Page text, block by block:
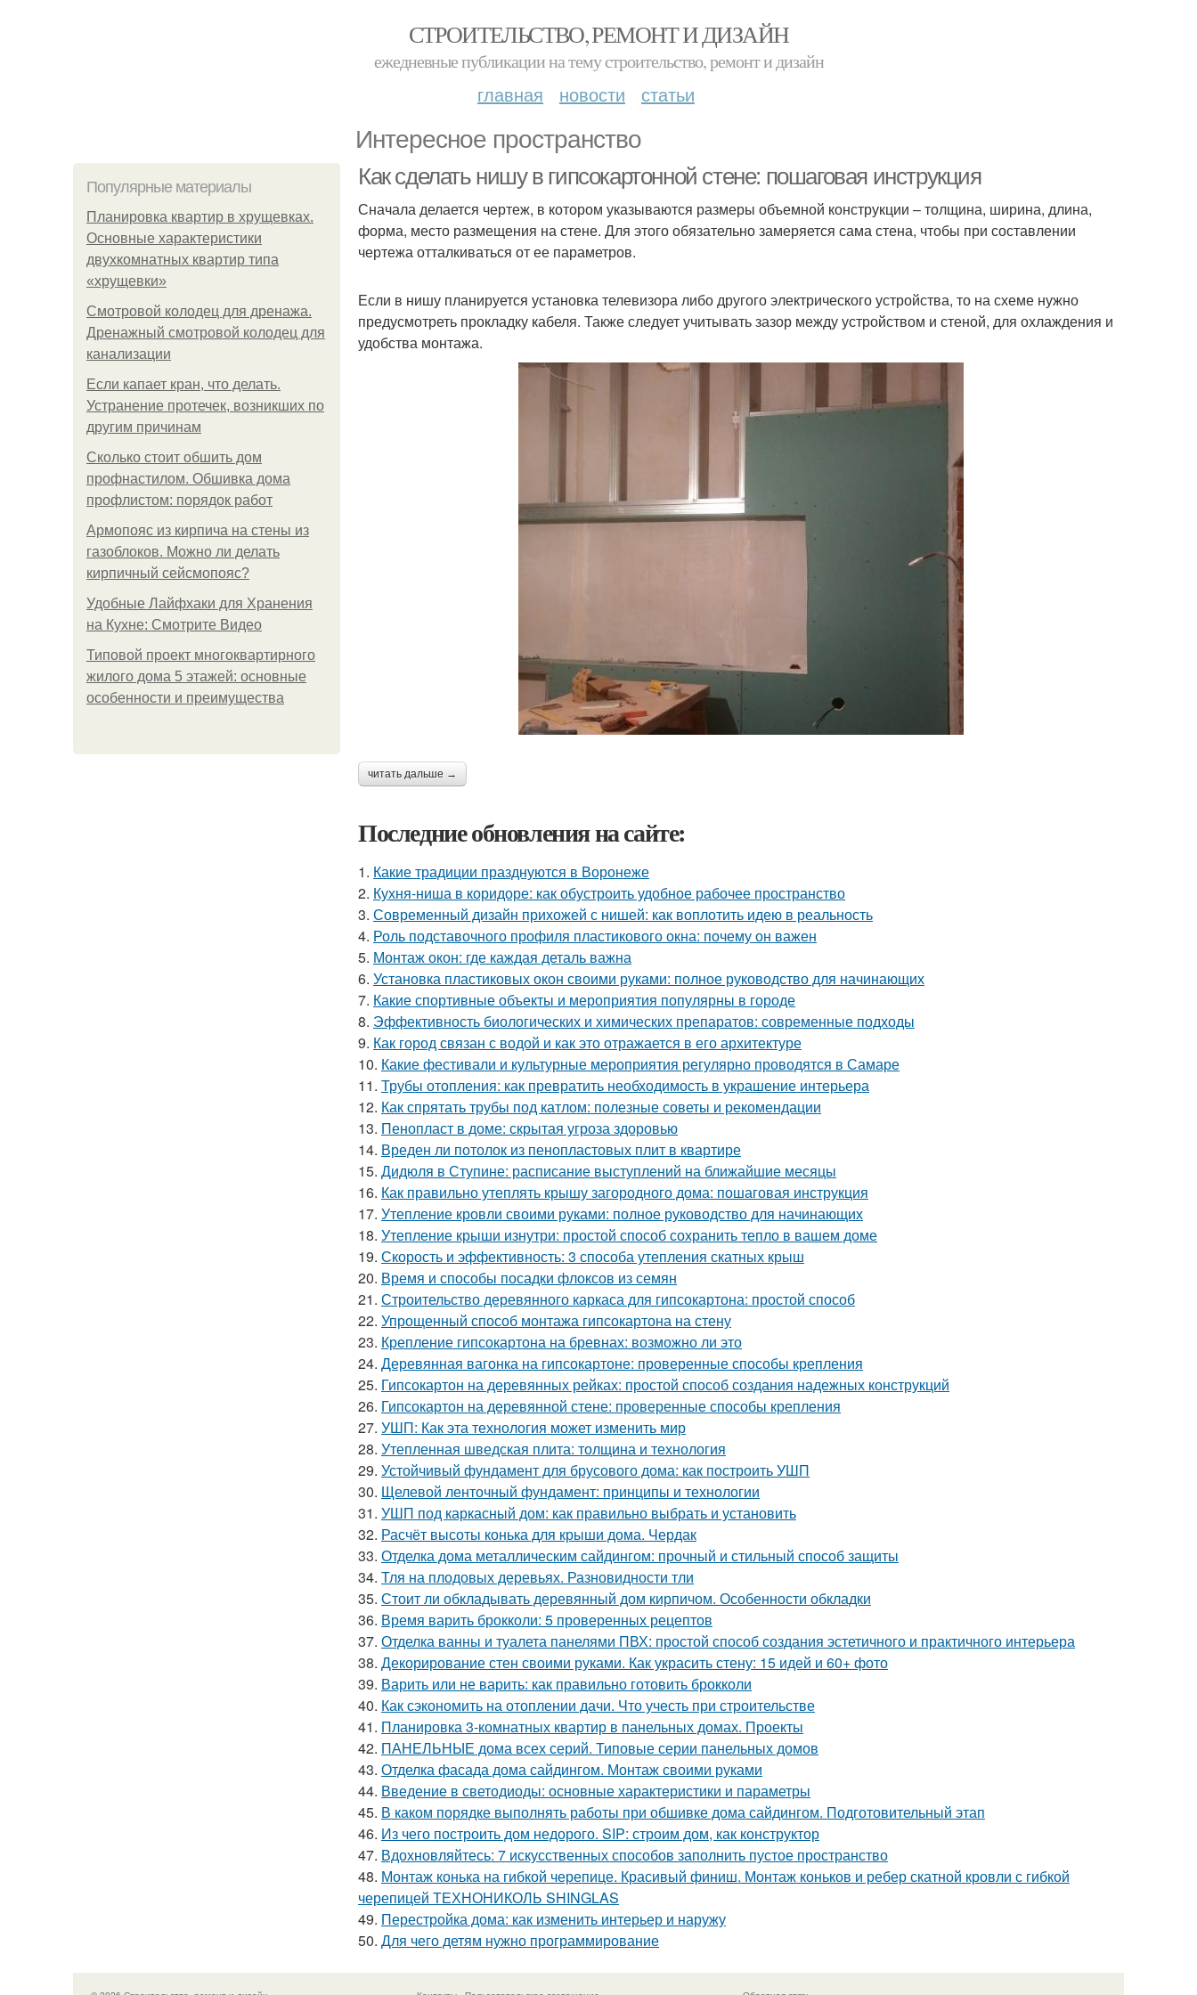
СТРОИТЕЛЬСТВО, РЕМОНТ И ДИЗАЙН
ежедневные публикации на тему строительство, ремонт и дизайн
главная новости статьи
Интересное пространство
Популярные материалы
Планировка квартир в хрущевках.
Основные характеристики
двухкомнатных квартир типа
«хрущевки»
Смотровой колодец для дренажа.
Дренажный смотровой колодец для
канализации
Если капает кран, что делать.
Устранение протечек, возникших по
другим причинам
Сколько стоит обшить дом
профнастилом. Обшивка дома
профлистом: порядок работ
Армопояс из кирпича на стены из
газоблоков. Можно ли делать
кирпичный сейсмопояс?
Удобные Лайфхаки для Хранения
на Кухне: Смотрите Видео
Типовой проект многоквартирного
жилого дома 5 этажей: основные
особенности и преимущества
Как сделать нишу в гипсокартонной стене: пошаговая инструкция
Сначала делается чертеж, в котором указываются размеры объемной конструкции – толщина, ширина, длина,
форма, место размещения на стене. Для этого обязательно замеряется сама стена, чтобы при составлении
чертежа отталкиваться от ее параметров.
Если в нишу планируется установка телевизора либо другого электрического устройства, то на схеме нужно
предусмотреть прокладку кабеля. Также следует учитывать зазор между устройством и стеной, для охлаждения и
удобства монтажа.
читать дальше →
Последние обновления на сайте:
1. Какие традиции празднуются в Воронеже
2. Кухня-ниша в коридоре: как обустроить удобное рабочее пространство
3. Современный дизайн прихожей с нишей: как воплотить идею в реальность
4. Роль подставочного профиля пластикового окна: почему он важен
5. Монтаж окон: где каждая деталь важна
6. Установка пластиковых окон своими руками: полное руководство для начинающих
7. Какие спортивные объекты и мероприятия популярны в городе
8. Эффективность биологических и химических препаратов: современные подходы
9. Как город связан с водой и как это отражается в его архитектуре
10. Какие фестивали и культурные мероприятия регулярно проводятся в Самаре
11. Трубы отопления: как превратить необходимость в украшение интерьера
12. Как спрятать трубы под катлом: полезные советы и рекомендации
13. Пенопласт в доме: скрытая угроза здоровью
14. Вреден ли потолок из пенопластовых плит в квартире
15. Дидюля в Ступине: расписание выступлений на ближайшие месяцы
16. Как правильно утеплять крышу загородного дома: пошаговая инструкция
17. Утепление кровли своими руками: полное руководство для начинающих
18. Утепление крыши изнутри: простой способ сохранить тепло в вашем доме
19. Скорость и эффективность: 3 способа утепления скатных крыш
20. Время и способы посадки флоксов из семян
21. Строительство деревянного каркаса для гипсокартона: простой способ
22. Упрощенный способ монтажа гипсокартона на стену
23. Крепление гипсокартона на бревнах: возможно ли это
24. Деревянная вагонка на гипсокартоне: проверенные способы крепления
25. Гипсокартон на деревянных рейках: простой способ создания надежных конструкций
26. Гипсокартон на деревянной стене: проверенные способы крепления
27. УШП: Как эта технология может изменить мир
28. Утепленная шведская плита: толщина и технология
29. Устойчивый фундамент для брусового дома: как построить УШП
30. Щелевой ленточный фундамент: принципы и технологии
31. УШП под каркасный дом: как правильно выбрать и установить
32. Расчёт высоты конька для крыши дома. Чердак
33. Отделка дома металлическим сайдингом: прочный и стильный способ защиты
34. Тля на плодовых деревьях. Разновидности тли
35. Стоит ли обкладывать деревянный дом кирпичом. Особенности обкладки
36. Время варить брокколи: 5 проверенных рецептов
37. Отделка ванны и туалета панелями ПВХ: простой способ создания эстетичного и практичного интерьера
38. Декорирование стен своими руками. Как украсить стену: 15 идей и 60+ фото
39. Варить или не варить: как правильно готовить брокколи
40. Как сэкономить на отоплении дачи. Что учесть при строительстве
41. Планировка 3-комнатных квартир в панельных домах. Проекты
42. ПАНЕЛЬНЫЕ дома всех серий. Типовые серии панельных домов
43. Отделка фасада дома сайдингом. Монтаж своими руками
44. Введение в светодиоды: основные характеристики и параметры
45. В каком порядке выполнять работы при обшивке дома сайдингом. Подготовительный этап
46. Из чего построить дом недорого. SIP: строим дом, как конструктор
47. Вдохновляйтесь: 7 искусственных способов заполнить пустое пространство
48. Монтаж конька на гибкой черепице. Красивый финиш. Монтаж коньков и ребер скатной кровли с гибкой
черепицей ТЕХНОНИКОЛЬ SHINGLAS
49. Перестройка дома: как изменить интерьер и наружу
50. Для чего детям нужно программирование